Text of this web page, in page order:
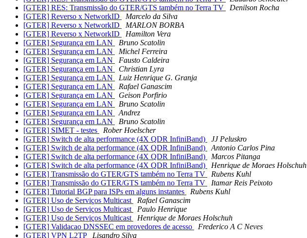
[GTER] RES: Transmissão do GTER/GTS também no Terra TV
Denilson Rocha
[GTER] Reverso x NetworkID
Marcelo da Silva
[GTER] Reverso x NetworkID
MARLON BORBA
[GTER] Reverso x NetworkID
Hamilton Vera
[GTER] Segurança em LAN
Bruno Scatolin
[GTER] Segurança em LAN
Michel Ferreira
[GTER] Segurança em LAN
Fausto Caldeira
[GTER] Segurança em LAN
Christian Lyra
[GTER] Segurança em LAN
Luiz Henrique G. Granja
[GTER] Segurança em LAN
Rafael Ganascim
[GTER] Segurança em LAN
Geison Porfirio
[GTER] Segurança em LAN
Bruno Scatolin
[GTER] Segurança em LAN
Andrez
[GTER] Segurança em LAN
Bruno Scatolin
[GTER] SIMET - testes
Rober Hoelscher
[GTER] Switch de alta performance (4X QDR InfiniBand)
JJ Peluskro
[GTER] Switch de alta performance (4X QDR InfiniBand)
Antonio Carlos Pina
[GTER] Switch de alta performance (4X QDR InfiniBand)
Marcos Pitanga
[GTER] Switch de alta performance (4X QDR InfiniBand)
Henrique de Moraes Holschuh
[GTER] Transmissão do GTER/GTS também no Terra TV
Rubens Kuhl
[GTER] Transmissão do GTER/GTS também no Terra TV
Itamar Reis Peixoto
[GTER] Tutorial BGP para ISPs em alguns instantes
Rubens Kuhl
[GTER] Uso de Serviços Multicast
Rafael Ganascim
[GTER] Uso de Serviços Multicast
Paulo Henrique
[GTER] Uso de Serviços Multicast
Henrique de Moraes Holschuh
[GTER] Validacao DNSSEC em provedores de acesso
Frederico A C Neves
[GTER] VPN L2TP
Lisandro Silva